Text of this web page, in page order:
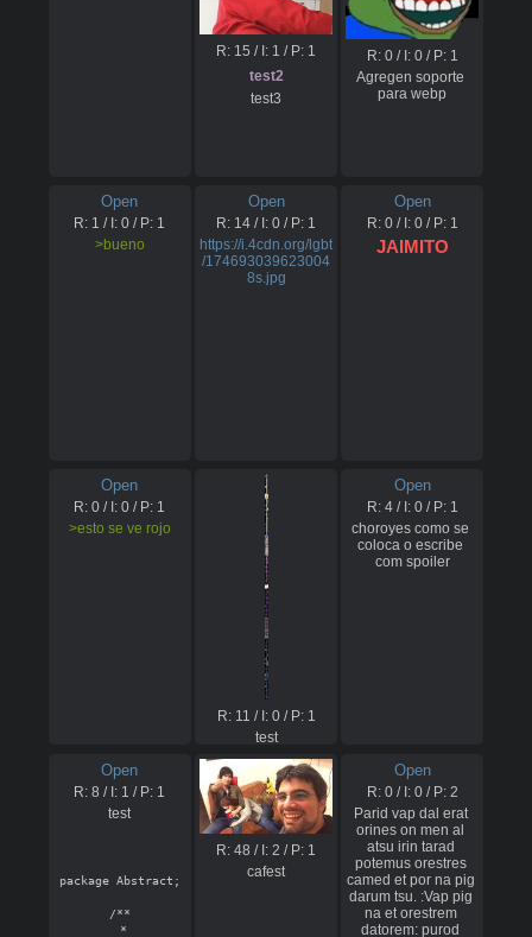
R: 15 / I: 1 / P: 1
test2
test3
R: 0/ I: 0/ P: 1
Agregen soporte
para webp
Open
R: 1 / I:0 / P: 1
>bueno
Open
R: 14 / I: 0 / P: 1
https://i.4cdn.org/lgbt
/174693039623004
8s.jpg
Open
R: 0/ I: 0/ P: 1
JAIMITO
Open
R:0 / I:0 / P: 1
>esto se ve rojo
R: 11 / I: 0/ P: 1
test
Open
R: 4/ I: 0/ P: 1
choroyes como se
coloca o escribe
com spoiler
Open
R:8 / I: 1 / P: 1
test
package Abstract;
/**
R: 48 / I: 2 / P: 1
cafest
Open
R: 0/ I: 0/ P: 2
Parid vap dal erat
orines on men al
atsu irin tarad
potemus orestres
camed et por na pig
darum tsu. :Vap pig
na et orestrem
datorem: purod